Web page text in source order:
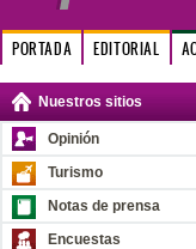
PORTADA EDITORIAL
Nuestros sitios
Opinión
Turismo
Notas de prensa
Encuestas